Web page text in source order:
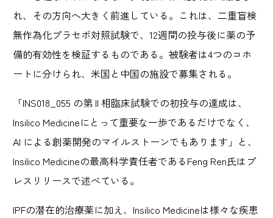
れ、その方向へ大きく前進している。これは、二重盲検
無作為化プラセボ対照試験で、12週間の投与後に薬の予
備的有効性を検証するものである。被験者は4つのコホ
ートに分けられ、米国と中国の施設で募集される。
「INS018_055 の第 II 相臨床試験での初投与の達成は、
Insilico Medicineにとって重要な一歩であるだけでなく、
AI による創薬開発のマイルストーンでもあります」と、
Insilico Medicineの最高科学責任者であるFeng Ren氏はプ
レスリリースで述べている。
IPFの潜在的治療薬に加え、Insilico Medicineは様々な疾患